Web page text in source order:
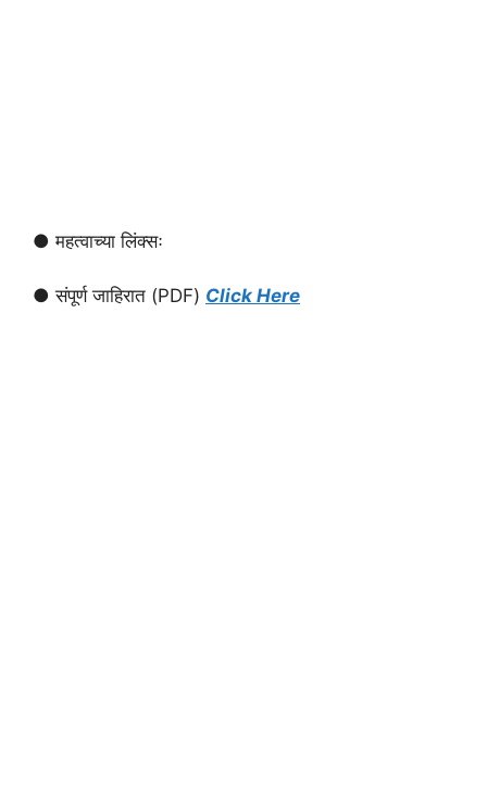
● महत्वाच्या लिंक्सः
● संपूर्ण जाहिरात (PDF) Click Here